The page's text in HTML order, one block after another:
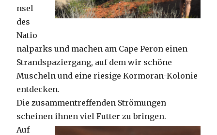
nsel
des
Natio
nalparks und machen am Cape Peron einen
Strandspaziergang, auf dem wir schöne
Muscheln und eine riesige Kormoran-Kolonie
entdecken.
Die zusammentreffenden Strömungen
scheinen ihnen viel Futter zu bringen.
Auf